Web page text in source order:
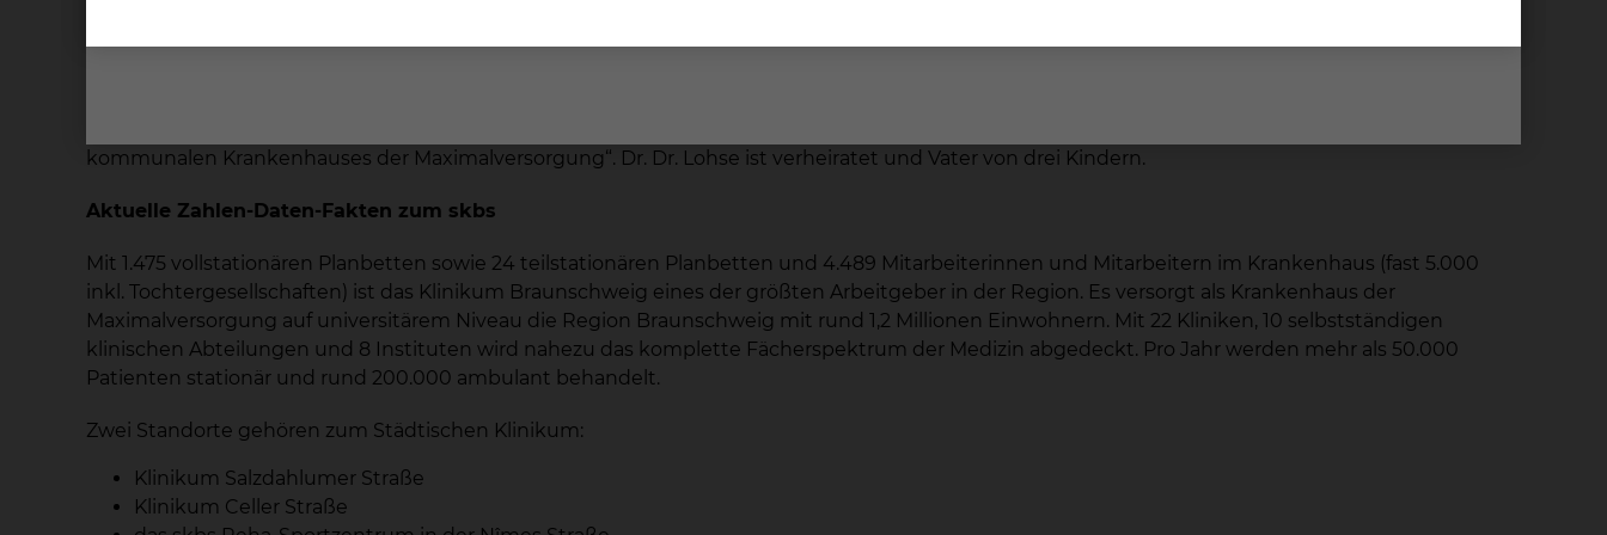
Partnern zum Wohle unserer gemeinsamen Patienten“, so Dr. Dr. Lohse.
kommunalen Krankenhauses der Maximalversorgung“. Dr. Dr. Lohse ist verheiratet und Vater von drei Kindern.
Aktuelle Zahlen-Daten-Fakten zum skbs
Mit 1.475 vollstationären Planbetten sowie 24 teilstationären Planbetten und 4.489 Mitarbeiterinnen und Mitarbeitern im Krankenhaus (fast 5.000
inkl. Tochtergesellschaften) ist das Klinikum Braunschweig eines der größten Arbeitgeber in der Region. Es versorgt als Krankenhaus der
Maximalversorgung auf universitärem Niveau die Region Braunschweig mit rund 1,2 Millionen Einwohnern. Mit 22 Kliniken, 10 selbstständigen
klinischen Abteilungen und 8 Instituten wird nahezu das komplette Fächerspektrum der Medizin abgedeckt. Pro Jahr werden mehr als 50.000
Patienten stationär und rund 200.000 ambulant behandelt.
Zwei Standorte gehören zum Städtischen Klinikum:
Klinikum Salzdahlumer Straße
Klinikum Celler Straße